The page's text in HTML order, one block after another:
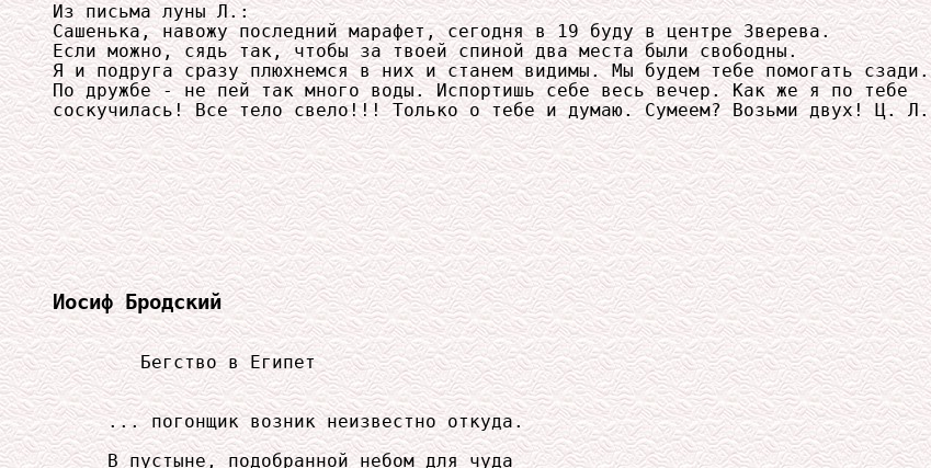
Из письма луны Л.:
Сашенька, навожу последний марафет, сегодня в 19 буду в центре Зверева.
Если можно, сядь так, чтобы за твоей спиной два места были свободны.
Я и подруга сразу плюхнемся в них и станем видимы. Мы будем тебе помогать сзади.
По дружбе - не пей так много воды. Испортишь себе весь вечер. Как же я по тебе
соскучилась! Все тело свело!!! Только о тебе и думаю. Сумеем? Возьми двух! Ц. Л.
Иосиф Бродский
        Бегство в Египет
     ... погонщик возник неизвестно откуда.
     В пустыне, подобранной небом для чуда